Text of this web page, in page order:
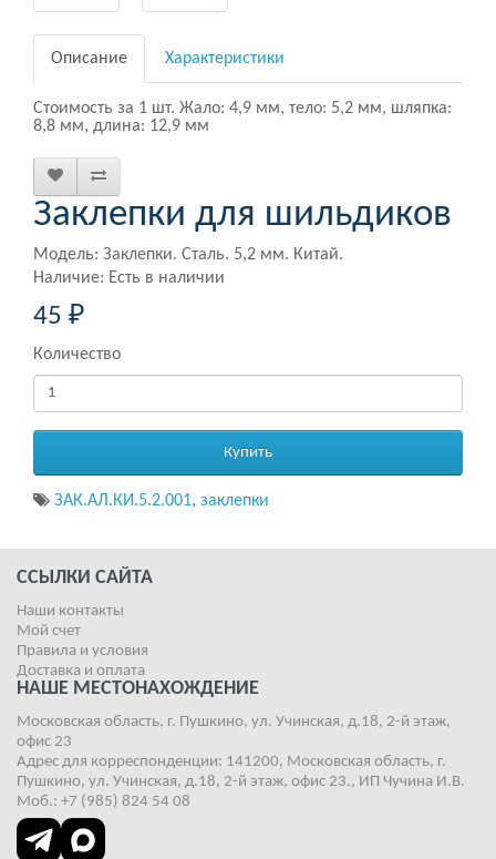
Описание Характеристики
Стоимость за 1 шт. Жало: 4,9 мм, тело: 5,2 мм, шляпка:
8,8 мм, длина: 12,9 мм
Заклепки для шильдиков
Модель: Заклепки. Сталь. 5,2 мм. Китай.
Наличие: Есть в наличии
45 ₽
Количество
Купить
ЗАК.АЛ.КИ.5.2.001, заклепки
ССЫЛКИ САЙТА
Наши контакты
Мой счет
Правила и условия
Доставка и оплата
НАШЕ МЕСТОНАХОЖДЕНИЕ
Московская область, г. Пушкино, ул. Учинская, д.18, 2-й этаж,
офис 23
Адрес для корреспонденции: 141200, Московская область, г.
Пушкино, ул. Учинская, д.18, 2-й этаж, офис 23., ИП Чучина И.В.
Моб.: +7 (985) 824 54 08